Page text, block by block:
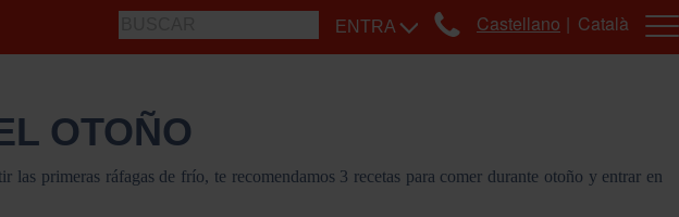
ENTRA Castellano Català
OTOÑO
primeras ráfagas de frío, te recomendamos 3 recetas para comer durante otoño y entrar en